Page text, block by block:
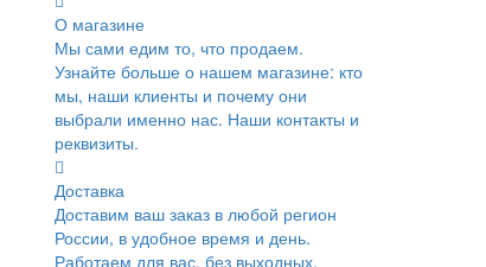
О магазине
Мы сами едим то, что продаем.
Узнайте больше о нашем магазине: кто
мы, наши клиенты и почему они
выбрали именно нас. Наши контакты и
реквизиты.
Доставка
Доставим ваш заказ в любой регион
России, в удобное время и день.
Работаем для вас, без выходных.